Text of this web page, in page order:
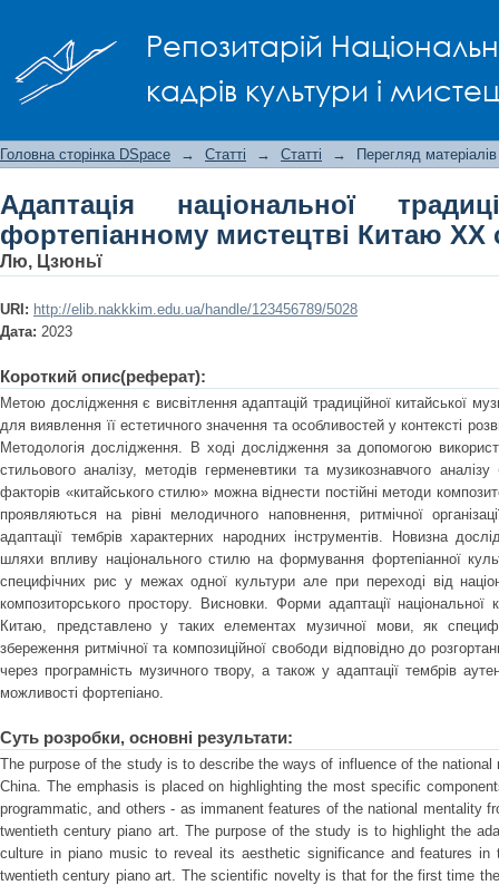
Репозитарій
кадрів культури і
Китаю ХХ ст.
Головна сторінка DSpace → Статті → Статті → Перегляд матеріалів
Адаптація національної
фортепіанному мистецтві Китаю ХХ
Лю, Цзюньї
URI: http://elib.nakkkim.edu.ua/handle/123456789/5028
Дата: 2023
Короткий опис(реферат):
Метою дослідження є висвітлення адаптацій традиційної китайської
для виявлення її естетичного значення та особливостей у контексті
Методологія дослідження. В ході дослідження за допомогою
стильового аналізу, методів герменевтики та музикознавчого
факторів «китайського стилю» можна віднести постійні методи
проявляються на рівні мелодичного наповнення, ритмічної
адаптації тембрів характерних народних інструментів. Новизна
шляхи впливу національного стилю на формування фортепіанної
специфічних рис у межах одної культури але при переході від
композиторського простору. Висновки. Форми адаптації національної
Китаю, представлено у таких елементах музичної мови, як
збереження ритмічної та композиційної свободи відповідно до
через програмність музичного твору, а також у адаптації тембрів
можливості фортепіано.
Суть розробки, основні результати:
The purpose of the study is to describe the ways of influence of the
China. The emphasis is placed on highlighting the most specific
programmatic, and others - as immanent features of the national mentality
twentieth century piano art. The purpose of the study is to highlight the
culture in piano music to reveal its aesthetic significance and features
twentieth century piano art. The scientific novelty is that for the first time